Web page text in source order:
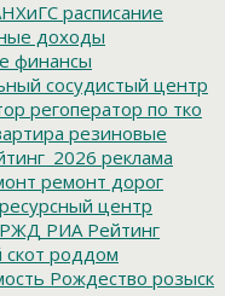
расписание
доходы
финансы
сосудистый центр
регоператор по тко
резиновые
реклама
ремонт дорог
ресурсный центр
РЖД РИА Рейтинг
роддом
Рождество розыск